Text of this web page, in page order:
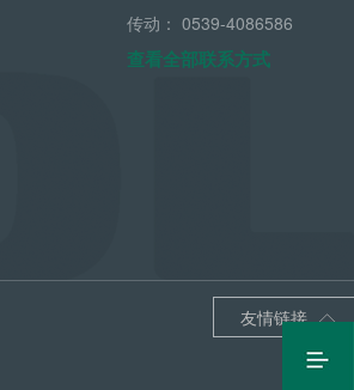
传动：0539-4086586
查看全部联系方式
友情链接 